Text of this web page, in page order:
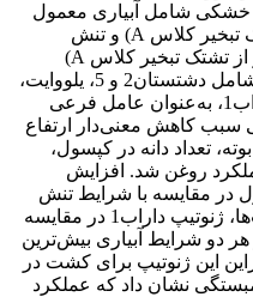
خشکی شامل آبیاری معمول
(براساس 100 میلی­متر تبخیر از تشتک تبخیر کلاس A) و تنش
خشکی (براساس 200 میلی­متر تبخیر از تشتک تبخیر کلاس A)
به‌عنوان عامل اصلی و ارقام کنجد شامل دشتستان2 و 5، یلووایت،
جیرفت13‌، توده‌محلی دم‌سیاه و داراب1، به‌عنوان عامل فرعی
سبب کاهش معنی‌دار ارتفاع
تعداد دانه در کپسول،
روغن شد. افزایش
در مقایسه با شرایط تنش
خشکی 67/28 درصد بود. بین ژنوتیپ‌ها، ژنوتیپ‌ داراب1 در مقایسه
دو شرایط آبیاری بیش‌ترین
این ژنوتیپ‌ برای کشت در
نشان داد که عملکرد